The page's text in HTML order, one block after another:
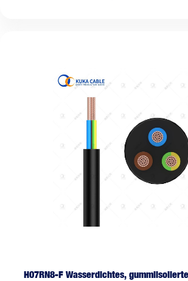
H07RN8-F Wasserdichtes,